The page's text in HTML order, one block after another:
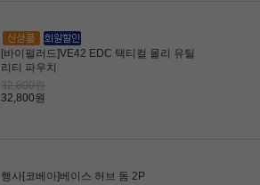
[바이펄러드]VE42 EDC 택티컬 몰리 유틸
리티 파우치
32,800원
32,800원
행사[코베아]베이스 허브 돔 2P